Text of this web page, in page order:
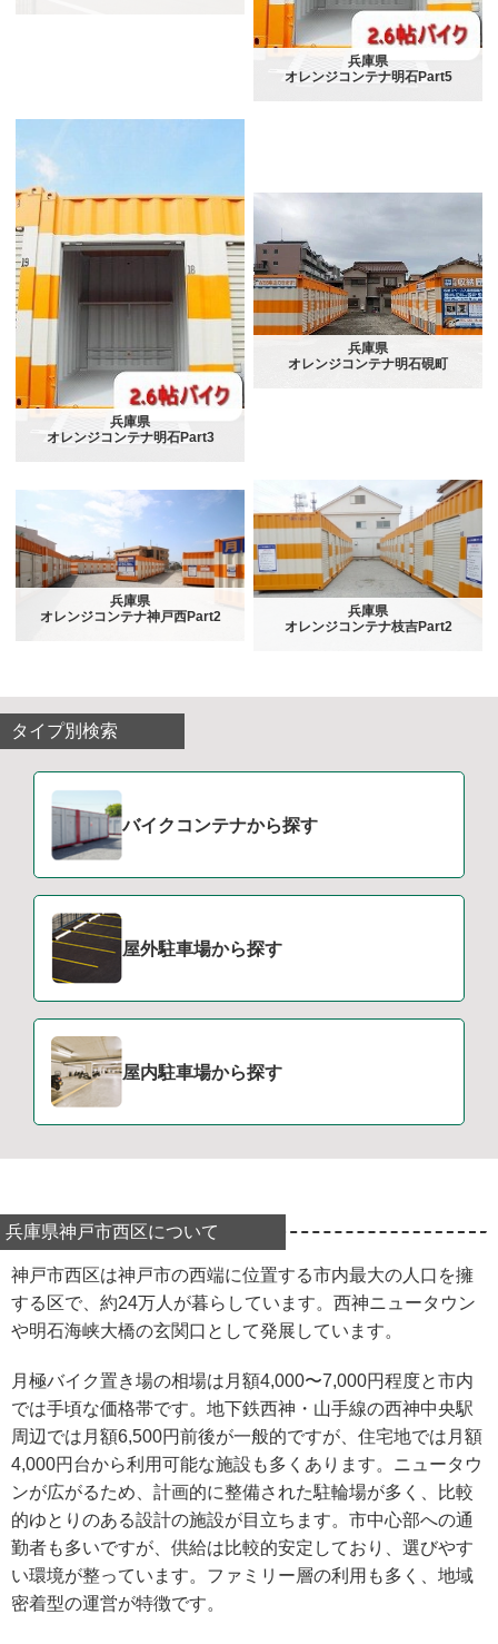
兵庫県
オレンジコンテナ明石Part5
兵庫県
オレンジコンテナ明石Part3
兵庫県
オレンジコンテナ明石硯町
兵庫県
オレンジコンテナ神戸西Part2
兵庫県
オレンジコンテナ枝吉Part2
タイプ別検索
バイクコンテナから探す
屋外駐車場から探す
屋内駐車場から探す
兵庫県神戸市西区について
神戸市西区は神戸市の西端に位置する市内最大の人口を擁
する区で、約24万人が暮らしています。西神ニュータウン
や明石海峡大橋の玄関口として発展しています。
月極バイク置き場の相場は月額4,000〜7,000円程度と市内
では手頃な価格帯です。地下鉄西神・山手線の西神中央駅
周辺では月額6,500円前後が一般的ですが、住宅地では月額
4,000円台から利用可能な施設も多くあります。ニュータウ
ンが広がるため、計画的に整備された駐輪場が多く、比較
的ゆとりのある設計の施設が目立ちます。市中心部への通
勤者も多いですが、供給は比較的安定しており、選びやす
い環境が整っています。ファミリー層の利用も多く、地域
密着型の運営が特徴です。